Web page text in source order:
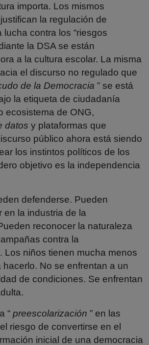
importa. Los mismos
la regulación de
lucha contra los “riesgos
la DSA se están
a la cultura escolar. La misma
el discurso no regulado que
de la Democracia ” se está
la etiqueta de ciudadanía
ecosistema de ONG,
datos y plataformas que
público ahora está siendo
los instintos políticos de los
objetivo es la independencia
defenderse. Pueden
en la industria de la
reconocer la naturaleza
contra la
Los niños tienen mucha menos
No se enfrentan a un
de condiciones. Se enfrentan
“ preescolarización ” en las
riesgo de convertirse en el
inicial de una democracia